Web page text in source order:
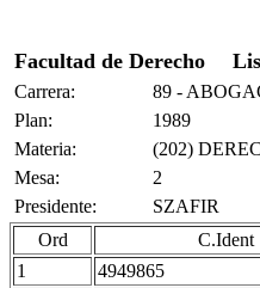
Facultad de Derecho
Carrera:
89 -
Plan:
1989
Materia:
(202)
Mesa:
2
Presidente:
SZAFIR
Ord
C.Ident
1
4949865